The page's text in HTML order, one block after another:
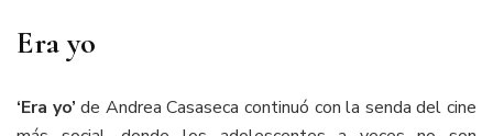
Era yo
‘Era yo’de Andrea Casaseca continuó con la senda del cine